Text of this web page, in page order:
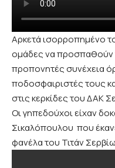
Αρκετά ισορροπημένο
ομάδες να προσπαθούν
προπονητές συνέχεια
ποδοσφαιριστές τους
στις κερκίδες του ΔΑΚ
Οι γηπεδούχοι είχαν
Σικαλόπουλου που
φανέλα του Τιτάν